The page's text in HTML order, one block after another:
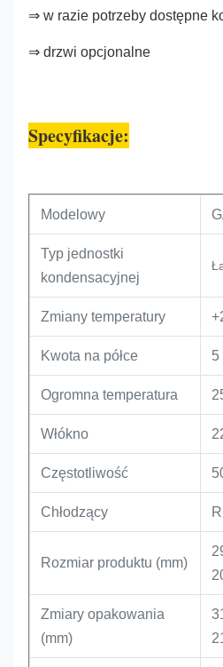
⇒ w razie potrzeby dostępne
⇒ drzwi opcjonalne
Specyfikacje:
Modelowy
Typ jednostki
kondensacyjnej
Zmiany temperatury
Kwota na półce 5
Ogromna temperatura
Włókno
Częstotliwość
Chłodzący
Rozmiar produktu (mm)
Zmiary opakowania
(mm)